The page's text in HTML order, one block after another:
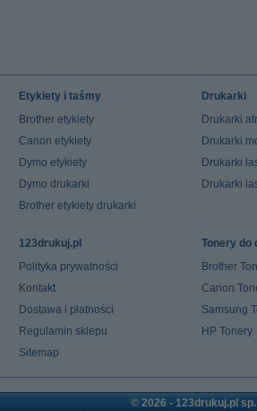
Etykiety i taśmy
Brother etykiety
Canon etykiety
Dymo etykiety
Dymo drukarki
Brother etykiety drukarki
Drukarki
Drukarki
Drukarki
Drukarki
Drukarki
123drukuj.pl
Polityka prywatności
Kontakt
Dostawa i płatności
Regulamin sklepu
Sitemap
Tonery do
Brother
Canon
Samsung
HP Tonery
© 2026 - 123drukuj.pl sp.